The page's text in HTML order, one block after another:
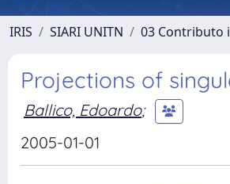
IRIS SIARI UNITN 03 Contributo
Projections of
Ballico, Edoardo;
2005-01-01